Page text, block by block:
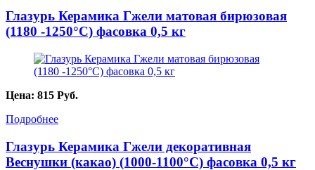
Глазурь Керамика Гжели матовая бирюзовая
(1180 -1250°С) фасовка 0,5 кг
Цена: 815 Руб.
Подробнее
Глазурь Керамика Гжели декоративная
Веснушки (какао) (1000-1100°С) фасовка 0,5 кг